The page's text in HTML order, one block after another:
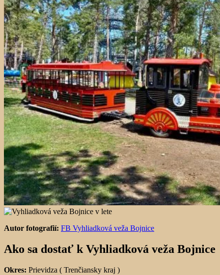
Autor fotografií: FB Vyhliadková veža Bojnice
Ako sa dostať k Vyhliadková veža Bojnice
Okres: Prievidza ( Trenčiansky kraj )